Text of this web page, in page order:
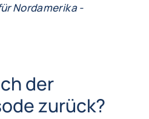
Nordamerika -
der
zurück?